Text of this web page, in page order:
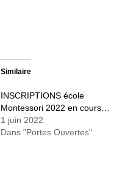
Similaire
INSCRIPTIONS école
Montessori 2022 en cours…
1 juin 2022
Dans "Portes Ouvertes"